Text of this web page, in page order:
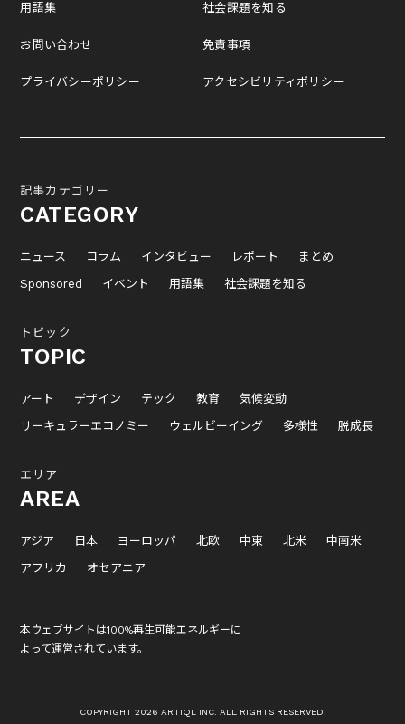
用語集
お問い合わせ
プライバシーポリシー
社会課題を知る
免責事項
アクセシビリティポリシー
記事カテゴリー
CATEGORY
ニュース コラム インタビュー レポート
まとめ
Sponsored
イベント 用語集 社会課題を知る
トピック
TOPIC
アート デザイン テック 教育
気候変動
サーキュラーエコノミー
ウェルビーイング 多様性 脱成長
エリア
AREA
アジア 日本 ヨーロッパ 北欧 中東 北米
中南米
アフリカ
オセアニア
本ウェブサイトは100%再生可能エネルギーに
よって運営されています。
COPYRIGHT 2026 ARTIQL INC. ALL RIGHTS RESERVED.